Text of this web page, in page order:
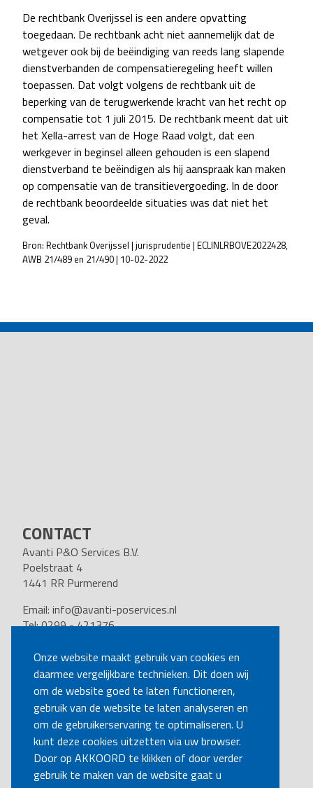
Onze website maakt gebruik van cookies en
daarmee vergelijkbare technieken. Dit doen wij
om de website goed te laten functioneren,
gebruik van de website te laten analyseren en
om de gebruikerservaring te optimaliseren. U
kunt deze cookies uitzetten via uw browser.
Door op AKKOORD te klikken of door verder
gebruik te maken van de website gaat u
De rechtbank Overijssel is een andere opvatting
toegedaan. De rechtbank acht niet aannemelijk dat de
wetgever ook bij de beëindiging van reeds lang slapende
dienstverbanden de compensatieregeling heeft willen
toepassen. Dat volgt volgens de rechtbank uit de
beperking van de terugwerkende kracht van het recht op
compensatie tot 1 juli 2015. De rechtbank meent dat uit
het Xella-arrest van de Hoge Raad volgt, dat een
werkgever in beginsel alleen gehouden is een slapend
dienstverband te beëindigen als hij aanspraak kan maken
op compensatie van de transitievergoeding. In de door
de rechtbank beoordeelde situaties was dat niet het
geval.
Bron: Rechtbank Overijssel | jurisprudentie | ECLINLRBOVE2022428,
AWB 21/489 en 21/490 | 10-02-2022
NAVIGATION
CONTACT
Avanti P&O Services B.V.
Poelstraat 4
1441 RR Purmerend
Email: info@avanti-poservices.nl
Tel: 0299 - 421376
Kvk nummer: 37140121
VOLG ONS
BEL MIJ TERUG
MAAK EEN AFSPRAAK